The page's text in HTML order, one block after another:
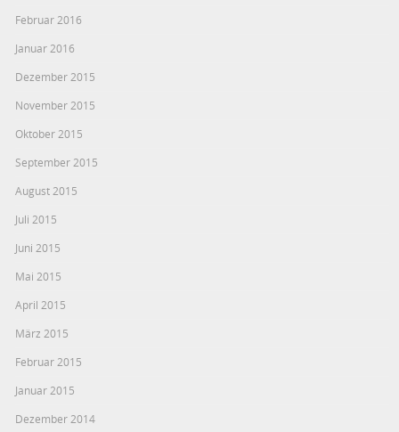
Februar 2016
Januar 2016
Dezember 2015
November 2015
Oktober 2015
September 2015
August 2015
Juli 2015
Juni 2015
Mai 2015
April 2015
März 2015
Februar 2015
Januar 2015
Dezember 2014